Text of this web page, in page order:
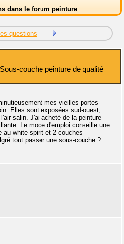
dans le forum peinture
questions
Sous-couche peinture de qualité
mes vieilles portes-
Elles sont exposées sud-ouest,
salin. J'ai acheté de la peinture
Le mode d'emploi conseille une
au white-spirit et 2 couches
tout passer une sous-couche ?